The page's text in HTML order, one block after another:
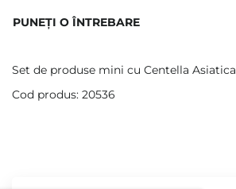
PUNEȚI O ÎNTREBARE
Set de produse mini cu Centella Asiatica
Cod produs: 20536